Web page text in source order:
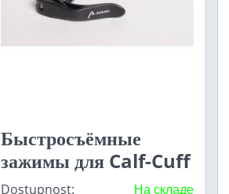
Быстросъёмные
зажимы для Calf-Cuff
Dostupnost: На складе